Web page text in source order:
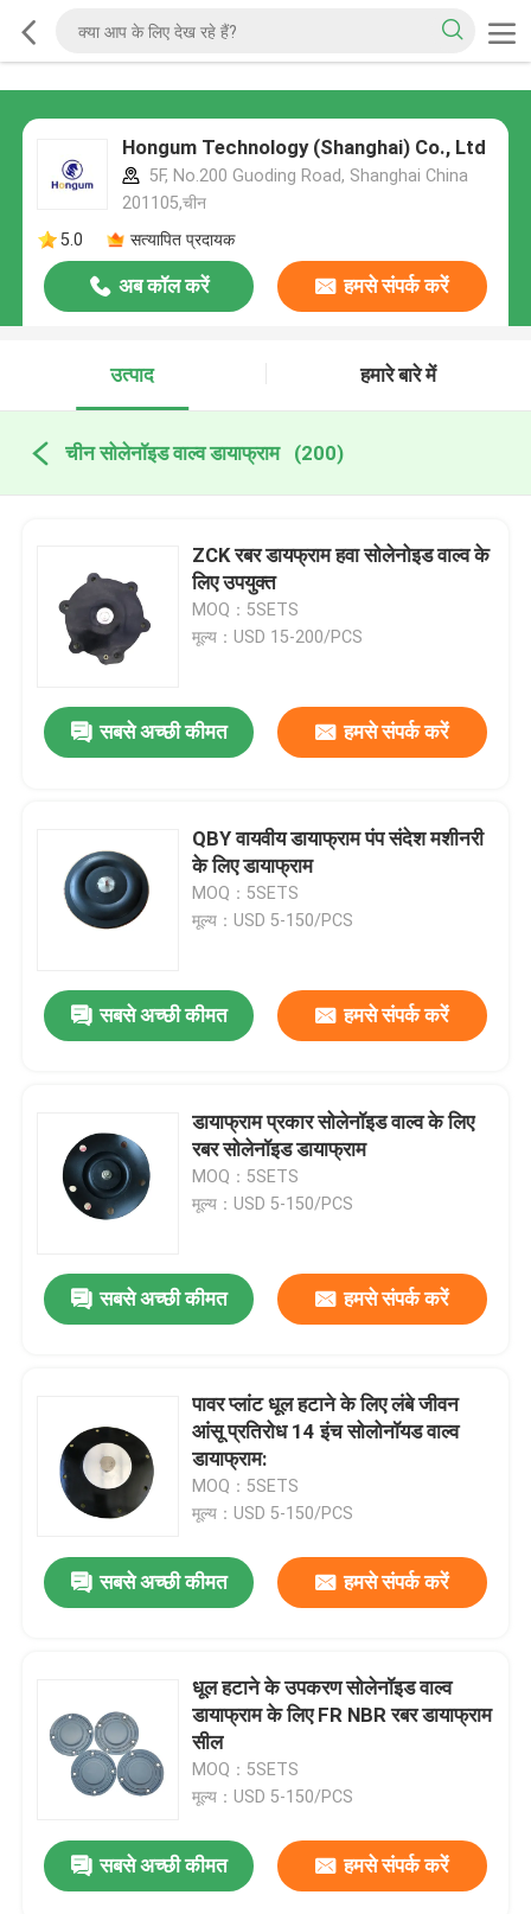
Hongum Technology (Shanghai) Co., Ltd
5F, No.200 Guoding Road, Shanghai China
201105,चीन
5.0
सत्यापित प्रदायक
अब कॉल करें हमसे संपर्क करें
उत्पाद हमारे बारे में
चीन सोलेनॉइड वाल्व डायाफ्राम (200)
ZCK रबर डायफ्राम हवा सोलेनोइड वाल्व के
लिए उपयुक्त
MOQ：5SETS
मूल्य：USD 15-200/PCS
सबसे अच्छी कीमत हमसे संपर्क करें
QBY वायवीय डायाफ्राम पंप संदेश मशीनरी
के लिए डायाफ्राम
MOQ：5SETS
मूल्य：USD 5-150/PCS
सबसे अच्छी कीमत हमसे संपर्क करें
डायाफ्राम प्रकार सोलेनॉइड वाल्व के लिए
रबर सोलेनॉइड डायाफ्राम
MOQ：5SETS
मूल्य：USD 5-150/PCS
सबसे अच्छी कीमत हमसे संपर्क करें
पावर प्लांट धूल हटाने के लिए लंबे जीवन
आंसू प्रतिरोध 14 इंच सोलोनॉयड वाल्व
डायाफ्राम:
MOQ：5SETS
मूल्य：USD 5-150/PCS
सबसे अच्छी कीमत हमसे संपर्क करें
धूल हटाने के उपकरण सोलेनॉइड वाल्व
डायाफ्राम के लिए FR NBR रबर डायाफ्राम
सील
MOQ：5SETS
मूल्य：USD 5-150/PCS
सबसे अच्छी कीमत हमसे संपर्क करें